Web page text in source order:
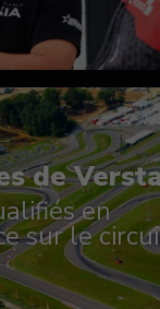
de
en
sur le